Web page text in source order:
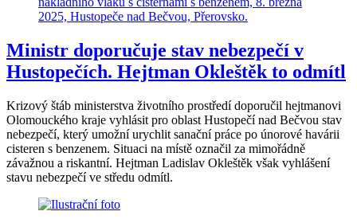
Ministr doporučuje stav nebezpečí v
Hustopečích. Hejtman Okleštěk to odmítl
Krizový štáb ministerstva životního prostředí doporučil hejtmanovi
Olomouckého kraje vyhlásit pro oblast Hustopečí nad Bečvou stav
nebezpečí, který umožní urychlit sanační práce po únorové havárii
cisteren s benzenem. Situaci na místě označil za mimořádně
závažnou a riskantní. Hejtman Ladislav Okleštěk však vyhlášení
stavu nebezpečí ve středu odmítl.